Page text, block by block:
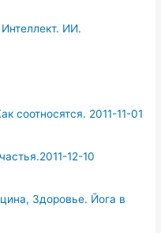
ИИ.
соотносятся. 2011-11-01
12-10
Здоровье. Йога в